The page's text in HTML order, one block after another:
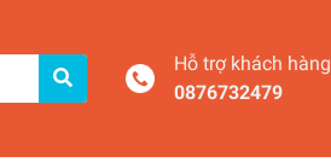
Hỗ trợ khách hàng
0876732479